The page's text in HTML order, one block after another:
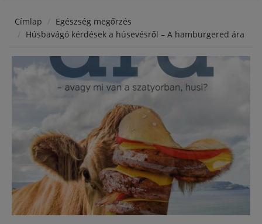
Címlap
Egészség megőrzés
Húsbavágó kérdések a húsevésről – A hamburgered ára